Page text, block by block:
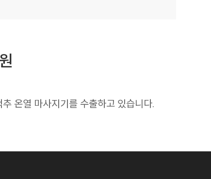
온열 마사지기를 수출하고 있습니다.